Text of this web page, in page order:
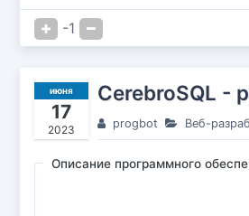
-1
июня
17
2023
CerebroSQL -
progbot Веб-
Описание программного